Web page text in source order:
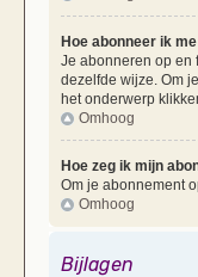
Hoe abonneer ik
Je abonneren op en
dezelfde wijze. Om
het onderwerp
Omhoog
Hoe zeg ik mijn
Om je abonnement
Omhoog
Bijlagen